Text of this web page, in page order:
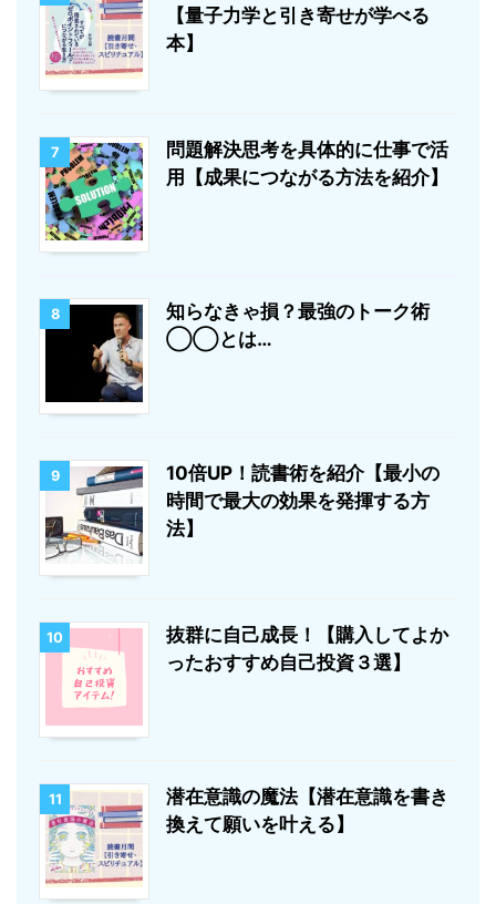
【量子力学と引き寄せが学べる
本】
7
問題解決思考を具体的に仕事で活
用【成果につながる方法を紹介】
8
知らなきゃ損？最強のトーク術
◯◯とは…
9
10倍UP！読書術を紹介【最小の
時間で最大の効果を発揮する方
法】
10
抜群に自己成長！【購入してよか
ったおすすめ自己投資３選】
11
潜在意識の魔法【潜在意識を書き
換えて願いを叶える】